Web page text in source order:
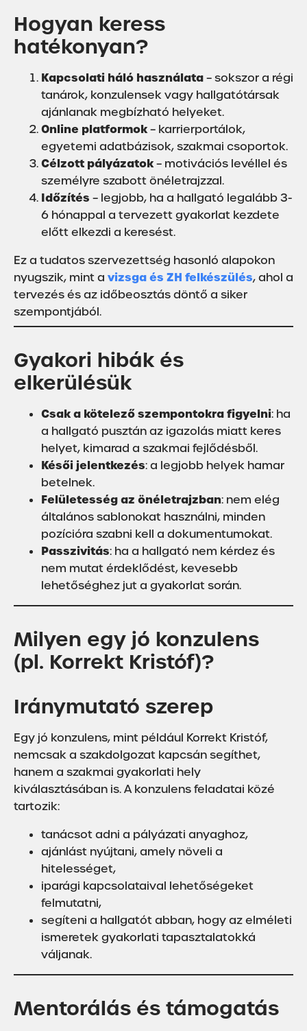
Hogyan keress
hatékonyan?
Kapcsolati háló használata– sokszor a régi
tanárok, konzulensek vagy hallgatótársak
ajánlanak megbízható helyeket.
Online platformok– karrierportálok,
egyetemi adatbázisok, szakmai csoportok.
Célzott pályázatok– motivációs levéllel és
személyre szabott önéletrajzzal.
Időzítés – legjobb, ha a hallgató legalább 3-
6 hónappal a tervezett gyakorlat kezdete
előtt elkezdi a keresést.
Ez a tudatos szervezettség hasonló alapokon
nyugszik, mint a vizsga és ZH felkészülés, ahol a
tervezés és az időbeosztás döntő a siker
szempontjából.
Gyakori hibák és
elkerülésük
Csak a kötelező szempontokra figyelni: ha
a hallgató pusztán az igazolás miatt keres
helyet, kimarad a szakmai fejlődésből.
Késői jelentkezés: a legjobb helyek hamar
betelnek.
Felületesség az önéletrajzban: nem elég
általános sablonokat használni, minden
pozícióra szabni kell a dokumentumokat.
Passzivitás: ha a hallgató nem kérdez és
nem mutat érdeklődést, kevesebb
lehetőséghez jut a gyakorlat során.
Milyen egy jó konzulens
(pl. Korrekt Kristóf)?
Iránymutató szerep
Egy jó konzulens, mint például Korrekt Kristóf,
nemcsak a szakdolgozat kapcsán segíthet,
hanem a szakmai gyakorlati hely
kiválasztásában is. A konzulens feladatai közé
tartozik:
tanácsot adni a pályázati anyaghoz,
ajánlást nyújtani, amely növeli a
hitelességet,
iparági kapcsolataival lehetőségeket
felmutatni,
segíteni a hallgatót abban, hogy az elméleti
ismeretek gyakorlati tapasztalatokká
váljanak.
Mentorálás és támogatás